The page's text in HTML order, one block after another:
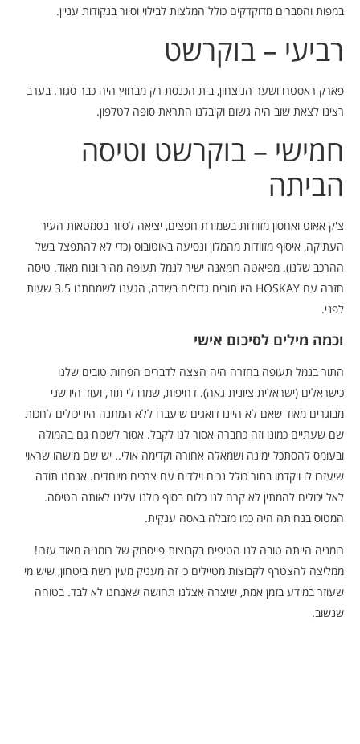
במפות והסברים מדוקדקים כולל המלצות לבילוי וסיור בנקודות עניין.
רביעי – בוקרשט
פארק ראסטרו ושער הניצחון, בית הכנסת רק מבחוץ היה כבר סגור. בערב
רצינו לצאת שוב היה גשום וקיבלנו התראת סופה לטלפון.
חמישי – בוקרשט וטיסה
הביתה
צ'ק אאוט ואחסון מזוודות בשמירת חפצים, יציאה לסיור בסמטאות העיר
העתיקה, איסוף מזוודות מהמלון ונסיעה באוטובוס (כדי לא להתפצל בשל
ההרכב שלנו). מפיאטה רומאנה ישיר לנמל תעופה מהיר ונוח מאוד. טיסה
חזרה עם HOSKAY היו תורים גדולים בשדה, הגענו לשמחתנו 3.5 שעות
לפני.
וכמה מילים לסיכום אישי
התור בנמל תעופה בחזרה היה הצצה לדברים הפחות טובים שלנו
כישראלים (ישראלית ציונית גאה). דחיפות, שמרו לי תור, ועוד היו שני
מבוגרים מאוד שאם לא היינו דואגים שיעברו ללא המתנה היו יכולים לחכות
שם שעתיים כמונו וזה כחברה אסור לנו לקבל. אסור לשכוח גם בהמולה
ובעומס להסתכל ימינה ושמאלה אחורה וקדימה אולי.. יש שם מישהו שראוי
שיעזרו לו ויקדמו בתור כולל נכים וילדים עם צרכים מיוחדים. אנחנו תודה
לאל יכולים להמתין לא קרה לנו כלום בסוף כולנו עלינו לאותה הטיסה.
המטוס בנחיתה היה כמו מזבלה באסה ענקית.
רומניה הייתה טובה לנו הטיפים בקבוצות פייסבוק של רומניה מאוד עזרו!
ממליצה להצטרף לקבוצות מטיילים כי זה מעניק מעין רשת ביטחון, שיש מי
שעוזר במידע בזמן אמת, שיצרה אצלנו תחושה שאנחנו לא לבד. בטוחה
שנשוב.